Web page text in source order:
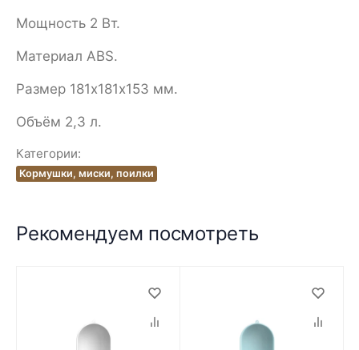
Мощность 2 Вт.
Материал ABS.
Размер 181х181х153 мм.
Объём 2,3 л.
Категории:
Кормушки, миски, поилки
Рекомендуем посмотреть